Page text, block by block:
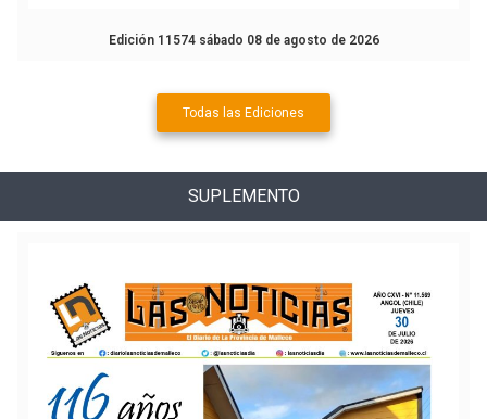
Edición 11574 sábado 08 de agosto de 2026
Todas las Ediciones
SUPLEMENTO